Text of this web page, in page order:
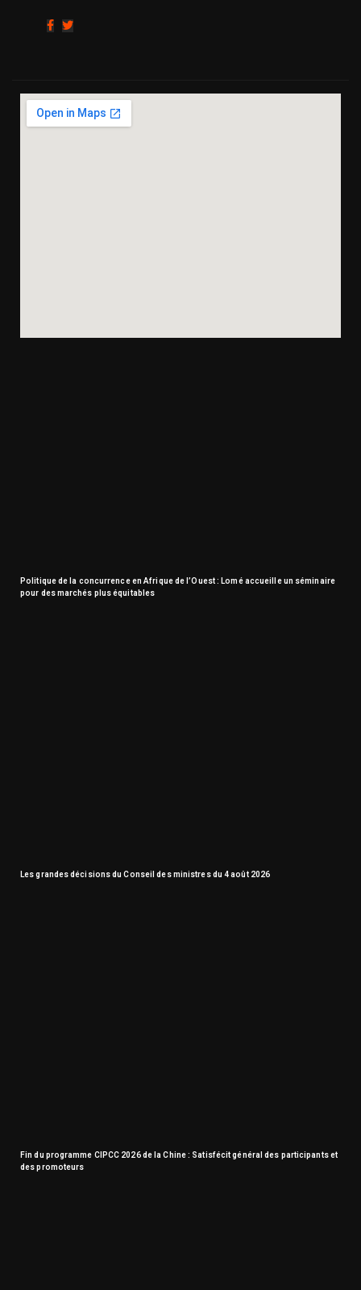
Politique de la concurrence en Afrique de l’Ouest : Lomé accueille un séminaire
pour des marchés plus équitables
Les grandes décisions du Conseil des ministres du 4 août 2026
Fin du programme CIPCC 2026 de la Chine : Satisfécit général des participants et
des promoteurs